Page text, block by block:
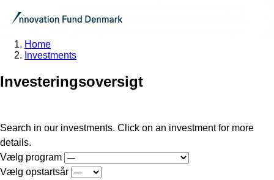
Home
Investments
Investeringsoversigt
Search in our investments. Click on an investment for more
details.
Vælg program
Vælg opstartsår